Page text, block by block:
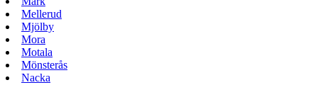
Mellerud
Mjölby
Mora
Motala
Mönsterås
Nacka